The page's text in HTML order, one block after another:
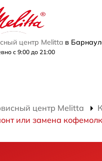
центр Melitta в
с 9:00 до 21:00
центр Melitta
или замена